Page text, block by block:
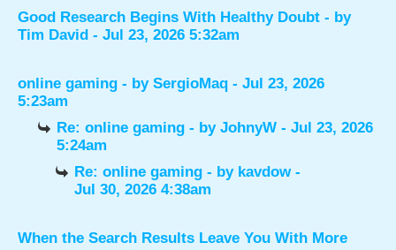
Good Research Begins With Healthy Doubt - by
Tim David - Jul 23, 2026 5:32am
online gaming - by SergioMaq - Jul 23, 2026
5:23am
Re: online gaming - byJohnyW - Jul 23, 2026
5:24am
Re: online gaming - by kavdow-
Jul 30, 2026 4:38am
When the Search Results Leave You With More